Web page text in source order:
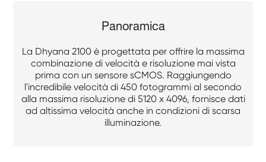
Panoramica
La Dhyana 2100 è progettata per offrire la massima
combinazione di velocità e risoluzione mai vista
prima con un sensore sCMOS. Raggiungendo
l'incredibile velocità di 450 fotogrammi al secondo
alla massima risoluzione di 5120 x 4096, fornisce dati
ad altissima velocità anche in condizioni di scarsa
illuminazione.